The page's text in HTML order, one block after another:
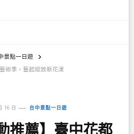
景點一日遊
術季，藝起綻放新花漾
16 日 台中景點一日遊
推薦】臺中花都